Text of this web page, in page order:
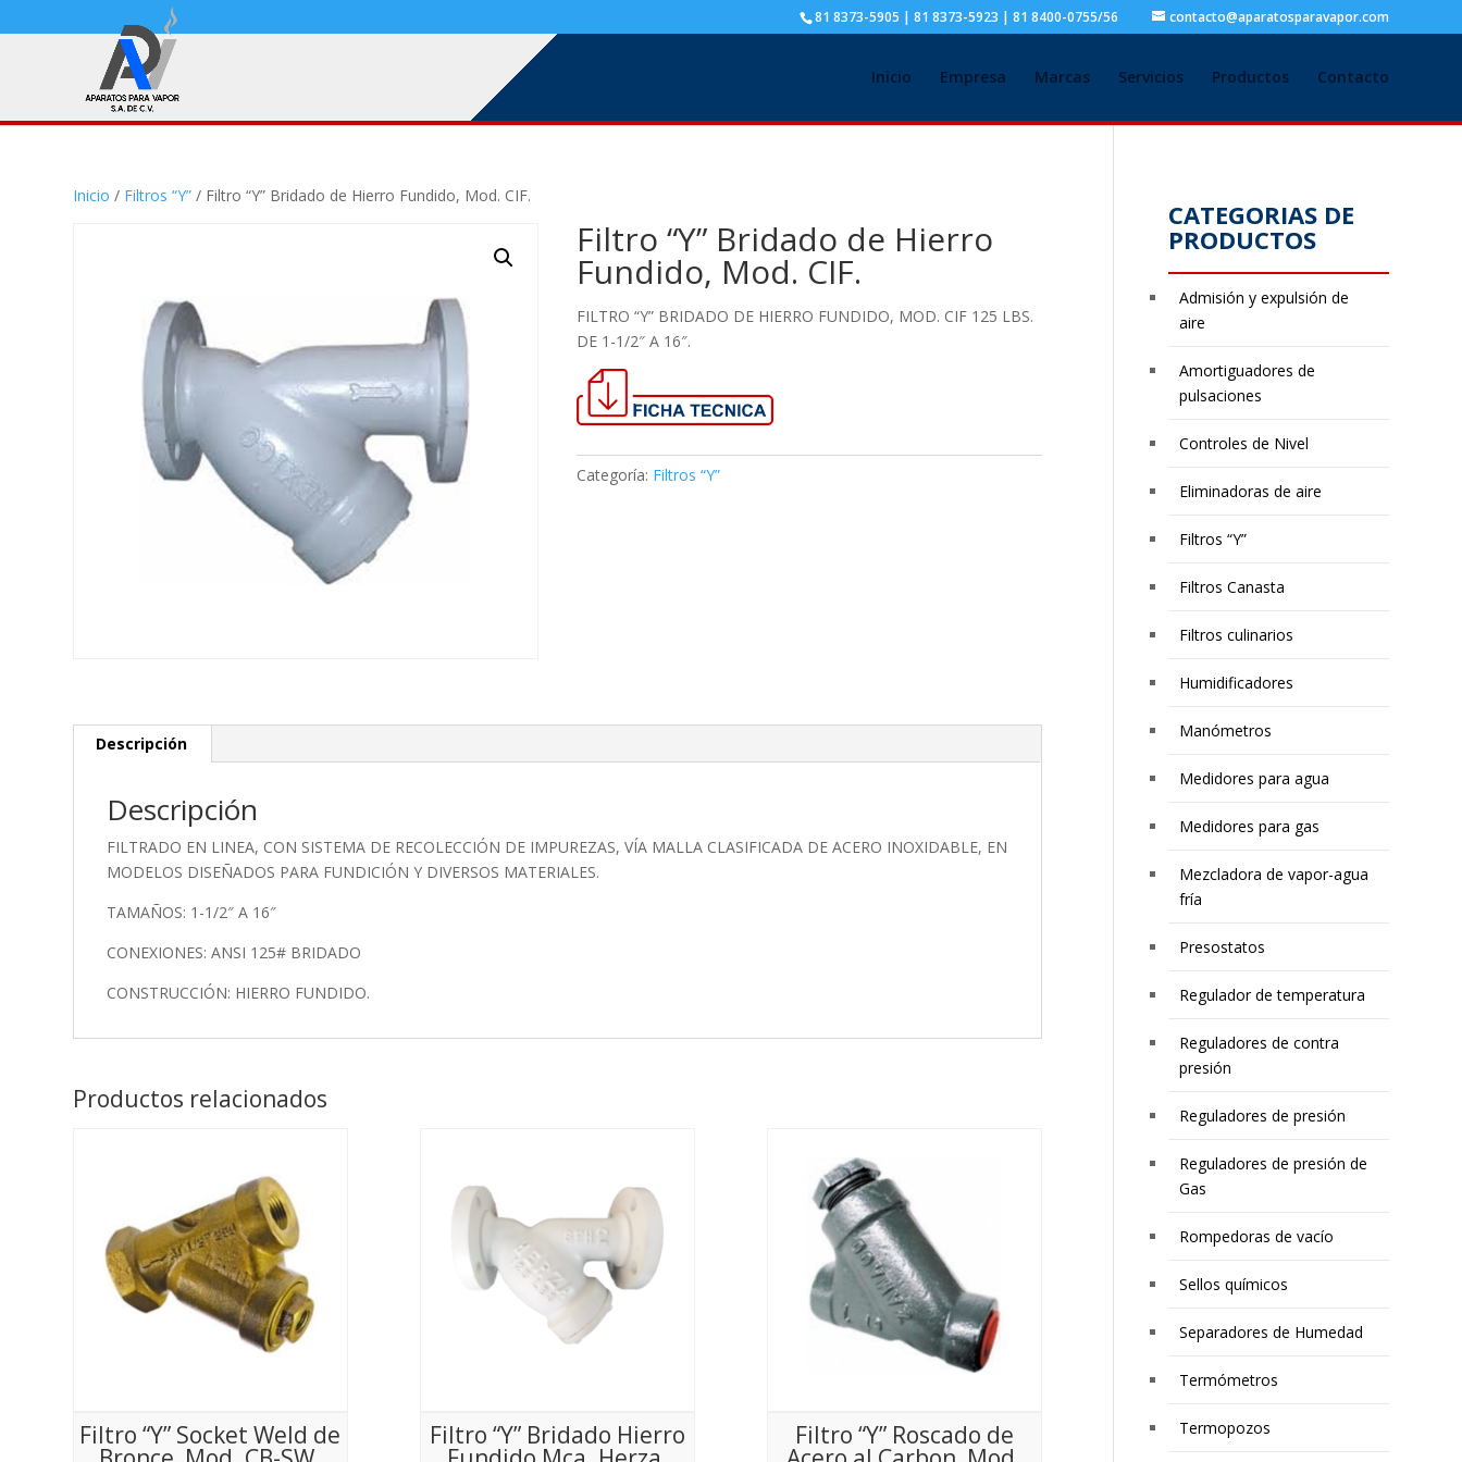
81 8373-5905 | 81 8373-5923 | 81 8400-0755/56 contacto@aparatosparavapor.com
Inicio Empresa Marcas Servicios Productos Contacto
Inicio / Filtros “Y” / Filtro “Y” Bridado de Hierro Fundido, Mod. CIF.
Filtro “Y” Bridado de Hierro
Fundido, Mod. CIF.
FILTRO “Y” BRIDADO DE HIERRO FUNDIDO, MOD. CIF 125 LBS.
DE 1-1/2″ A 16″.
Categoría: Filtros “Y”
Descripción
Descripción
FILTRADO EN LINEA, CON SISTEMA DE RECOLECCIÓN DE IMPUREZAS, VÍA MALLA CLASIFICADA DE ACERO INOXIDABLE, EN
MODELOS DISEÑADOS PARA FUNDICIÓN Y DIVERSOS MATERIALES.
TAMAÑOS: 1-1/2″ A 16″
CONEXIONES: ANSI 125# BRIDADO
CONSTRUCCIÓN: HIERRO FUNDIDO.
Productos relacionados
Filtro “Y” Socket Weld de Filtro “Y” Bridado Hierro Filtro “Y” Roscado de
CATEGORIAS DE
PRODUCTOS
Admisión y expulsión de
aire
Amortiguadores de
pulsaciones
Controles de Nivel
Eliminadoras de aire
Filtros “Y”
Filtros Canasta
Filtros culinarios
Humidificadores
Manómetros
Medidores para agua
Medidores para gas
Mezcladora de vapor-agua
fría
Presostatos
Regulador de temperatura
Reguladores de contra
presión
Reguladores de presión
Reguladores de presión de
Gas
Rompedoras de vacío
Sellos químicos
Separadores de Humedad
Termómetros
Termopozos